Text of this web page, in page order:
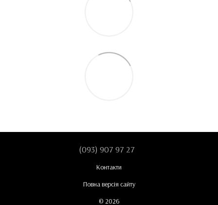
(093) 907 97 27
Контакти
Повна версія сайту
© 2026